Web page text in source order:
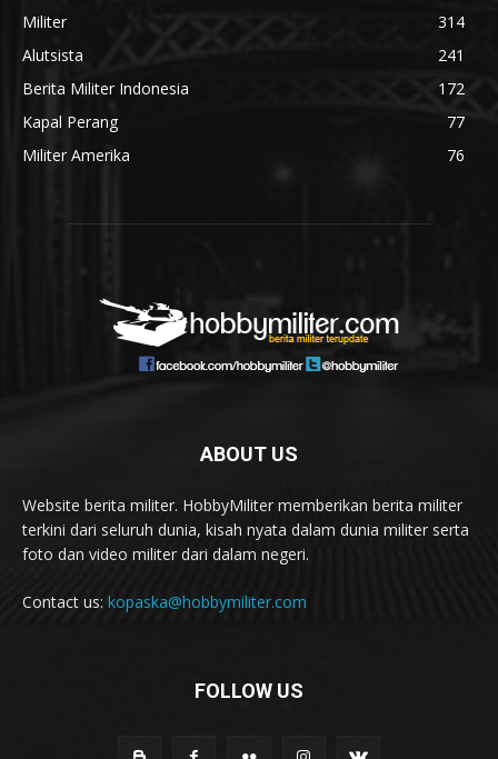
Militer
314
Alutsista
241
Berita Militer Indonesia
172
Kapal Perang
77
Militer Amerika
76
ABOUT US
Website berita militer. HobbyMiliter memberikan berita militer
terkini dari seluruh dunia, kisah nyata dalam dunia militer serta
foto dan video militer dari dalam negeri.
Contact us: kopaska@hobbymiliter.com
FOLLOW US